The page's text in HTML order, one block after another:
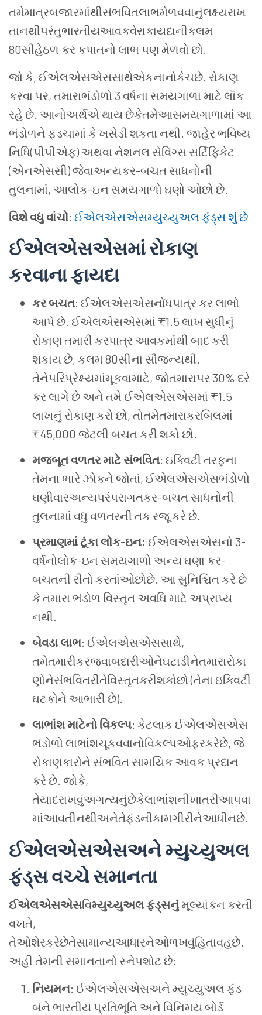
તમેમાત્રબજારમાંથીસંભવિતલાભમેળવવાનુંલક્ષ્યરાખ
તાનથીપરંતુભારતીયઆવકવેરાકાયદાનીકલમ
80સીહેઠળ કર કપાતનો લાભ પણ મેળવો છો.
જો કે, ઈએલએસએસસાથેએકનાનોકેચછે. રોકાણ
કરવા પર, તમારાભંડોળો 3 વર્ષના સમયગાળા માટે લૉક
રહે છે. આનોઅર્થએ થાય છેકેતમેઆસમયગાળામાં આ
ભંડોળને ફડચામાં કે ખસેડી શકતા નથી. જાહેર ભવિષ્ય
નિધિ(પીપીએફ) અથવા નેશનલ સેવિંગ્સ સર્ટિફિકેટ
(એનએસસી) જેવાઅન્યકર-બચત સાધનોની
તુલનામાં, આલોક-ઇન સમયગાળો ઘણો ઓછો છે.
વિશે વધુ વાંચો: ઈએલએસએસમ્યુચ્યુઅલ ફંડ્સ શું છે
ઈએલએસએસમાં રોકાણ
કરવાના ફાયદા
કર બચત: ઈએલએસએસનોંધપાત્ર કર લાભો
આપે છે. ઈએલએસએસમાં ₹1.5 લાખ સુધીનું
રોકાણ તમારી કરપાત્ર આવકમાંથી બાદ કરી
શકાય છે, કલમ 80સીના સૌજન્યથી.
તેનેપરિપ્રેક્ષ્યમાંમૂકવામાટે, જોતમારાપર 30% દરે
કર લાગે છે અને તમે ઈએલએસએસમાં ₹1.5
લાખનું રોકાણ કરો છો, તોતમેતમારાકરબિલમાં
₹45,000 જેટલી બચત કરી શકો છો.
મજબૂત વળતર માટે સંભવિત: ઇક્વિટી તરફના
તેમના ભારે ઝોકને જોતાં, ઈએલએસએસભંડોળો
ઘણીવારઅન્યપરંપરાગતકર-બચત સાધનોની
તુલનામાં વધુ વળતરની તક રજૂ કરે છે.
પ્રમાણમાં ટૂંકા લોક-ઇન: ઈએલએસએસનો 3-
વર્ષનોલોક-ઇન સમયગાળો અન્ય ઘણા કર-
બચતની રીતો કરતાંઓછોછે. આ સુનિશ્ચિત કરે છે
કે તમારા ભંડોળ વિસ્તૃત અવધિ માટે અપ્રાપ્ય
નથી.
બેવડા લાભ: ઈએલએસએસસાથે,
તમેતમારીકરજવાબદારીઓનેઘટાડીનેતમારારોકા
ણોનેસંભવિતરીતેવિસ્તૃતકરીશકોછો (તેના ઇક્વિટી
ઘટકોને આભારી છે).
લાભાંશમાટેનો વિકલ્પ: કેટલાક ઈએલએસએસ
ભંડોળો લાભાંશચૂકવવાનોવિકલ્પઓફરકરેછે, જે
રોકાણકારોને સંભવિત સામયિક આવક પ્રદાન
કરે છે. જોકે,
તેયાદરાખવુંઅગત્યનુંછેકેલાભાંશનીખાતરીઆપવા
માંઆવતીનથીઅનેતેફંડનીકામગીરીનેઆધીનછે.
ઈએલએસએસઅને મ્યુચ્યુઅલ
ફંડ્સ વચ્ચે સમાનતા
ઈએલએસએસવિમ્યુચ્યુઅલ ફંડ્સનુંમૂલ્યાંકન કરતી
વખતે,
તેઓશેરકરેછેતેસામાન્યઆધારનેઓળખવુંહિતાવહછે.
અહીં તેમની સમાનતાનો સ્નેપશોટ છે:
નિયમન: ઈએલએસએસઅને મ્યુચ્યુઅલ ફંડ
બંને ભારતીય પ્રતિભૂતિ અને વિનિમય બોર્ડ